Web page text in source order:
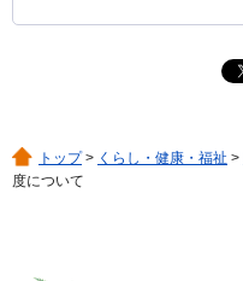
トップ> くらし・健康・福祉 >
度について